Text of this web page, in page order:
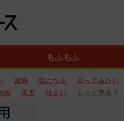
もふもふ
家族 気になる 買ってみたい
画
災害 住まい もっと見る